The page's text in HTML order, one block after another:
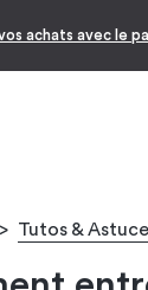
achats avec le
> Tutos &